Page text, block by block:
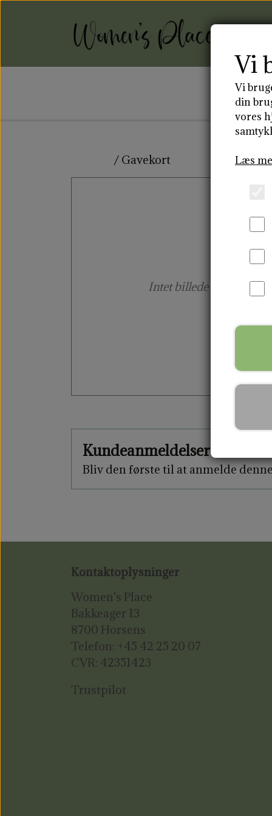
Gavekort
Intet billede
Kundeanmeldelser
Bliv den første til at anmelde
Kontaktoplysninger
Women's Place
Bakkeager 13
8700 Horsens
Telefon: +45 42 25 20 07
CVR: 42351423
Trustpilot
Vi
Vi
din
vores
Læs